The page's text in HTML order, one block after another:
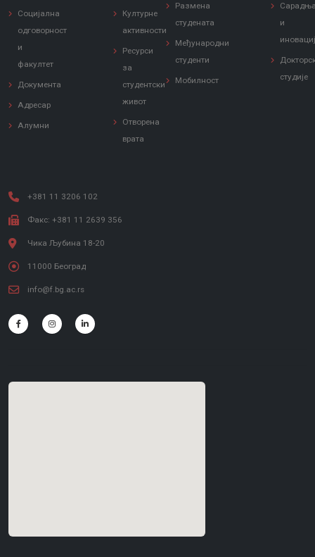
Социјална
одговорност
и
факултет
Документа
Адресар
Алумни
Културне
активности
Ресурси
за
студентски
живот
Отворена
врата
Размена
студената
Међународни
студенти
Мобилност
и
студије
+381 11 3206 102
Факс: +381 11 2639 356
Чика Љубина 18-20
11000 Београд
info@f.bg.ac.rs